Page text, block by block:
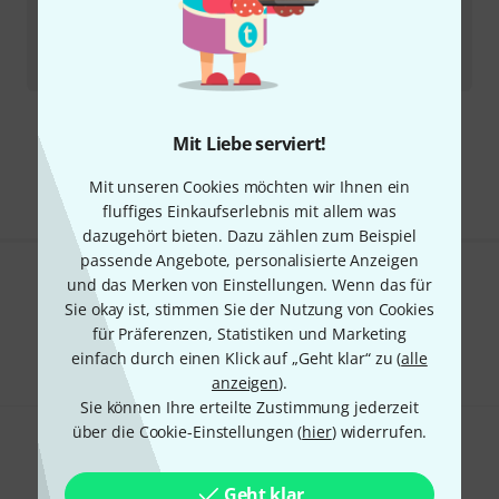
Mit Liebe serviert!
Mit unseren Cookies möchten wir Ihnen ein
fluffiges Einkaufserlebnis mit allem was
dazugehört bieten. Dazu zählen zum Beispiel
passende Angebote, personalisierte Anzeigen
und das Merken von Einstellungen. Wenn das für
Sie okay ist, stimmen Sie der Nutzung von Cookies
für Präferenzen, Statistiken und Marketing
einfach durch einen Klick auf „Geht klar“ zu (alle
anzeigen).
Sie können Ihre erteilte Zustimmung jederzeit
über die Cookie-Einstellungen (hier) widerrufen.
In 3–4 Wochen lieferbar
Kostenloser Versand ab 29 €
Gefällt Ihnen, was Sie sehen?
Teilen Hilfe & Feedback